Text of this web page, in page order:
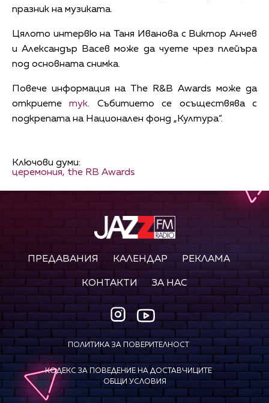
празник на музиката.
Цялото интервю на Таня Иванова с Виктор Анчев
и Александър Васев може да чуете чрез плейъра
под основната снимка.
Повече информация на The R&B Awards може да
откриететук. Събитието се осъществява с
подкрепата на Национален фонд „Култура“.
Ключови думи:
церемония, the RB Awards
ПРЕДАВАНИЯ КАЛЕНДАР РЕКЛАМА
КОНТАКТИ ЗА НАС
ПОЛИТИКА ЗА ПОВЕРИТЕЛНОСТ
КОДЕКС ЗА ПОВЕДЕНИЕ НА ДОСТАВЧИЦИТЕ
ОБЩИ УСЛОВИЯ